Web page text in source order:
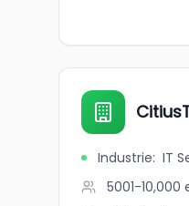
Industrie: IT
5001-10,000